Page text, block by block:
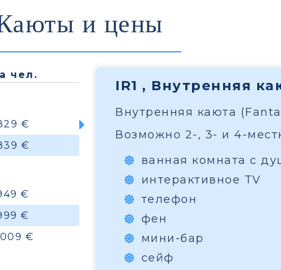
и цены
чел.
€
€
€
€
009 €
IR1 , Внутренняя
Внутренняя каюта
Возможно 2-, 3- и 4-
ванная комната с
интерактивное TV
телефон
фен
мини-бар
сейф